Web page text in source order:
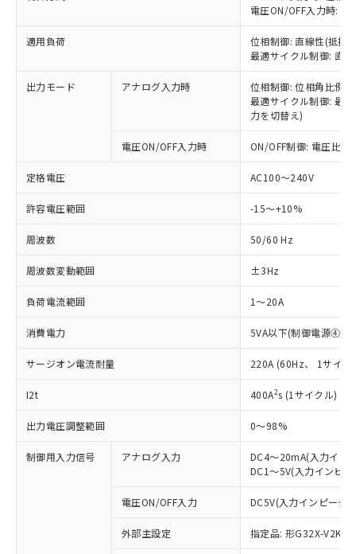
電圧ON/OFF入力時:
適用負荷
位相制御: 直線性(抵抗
最適サイクル制御: 直
出力モード アナログ入力時
位相制御: 位相角比例
最適サイクル制御: 最
力を切替え)
電圧ON/OFF入力時 ON/OFF制御: 電圧比例
定格電圧 AC100～240V
許容電圧範囲 -15～+10%
周波数 50/60 Hz
周波数変動範囲 ±3Hz
負荷電流範囲 1～20A
消費電力 5VA以下(制御電源④-⑤
サージオン電流耐量 220A (60Hz、 1サイク
I2t 400A2s (1サイクル)
出力電圧調整範囲 0～98%
制御用入力信号 アナログ入力
DC4～20mA(入力イン
DC1～5V(入力インピ
電圧ON/OFF入力 DC5V(入力インピーダ
外部主設定 指定品: 形G32X-